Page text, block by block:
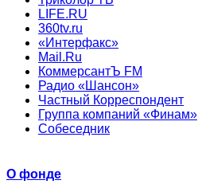
LIFE.RU
360tv.ru
«Интерфакс»
Mail.Ru
КоммерсантЪ FM
Радио «Шансон»
Частный Корреспондент
Группа компаний «Финам»
Собеседник
О фонде